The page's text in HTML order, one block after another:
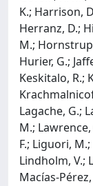
K.; Harrison,
Herranz, D.;
M.;
Hurier, G.;
Keskitalo, R.;
Lagache, G.;
M.; Lawrence,
F.; Liguori,
Lindholm, V.;
Macías-